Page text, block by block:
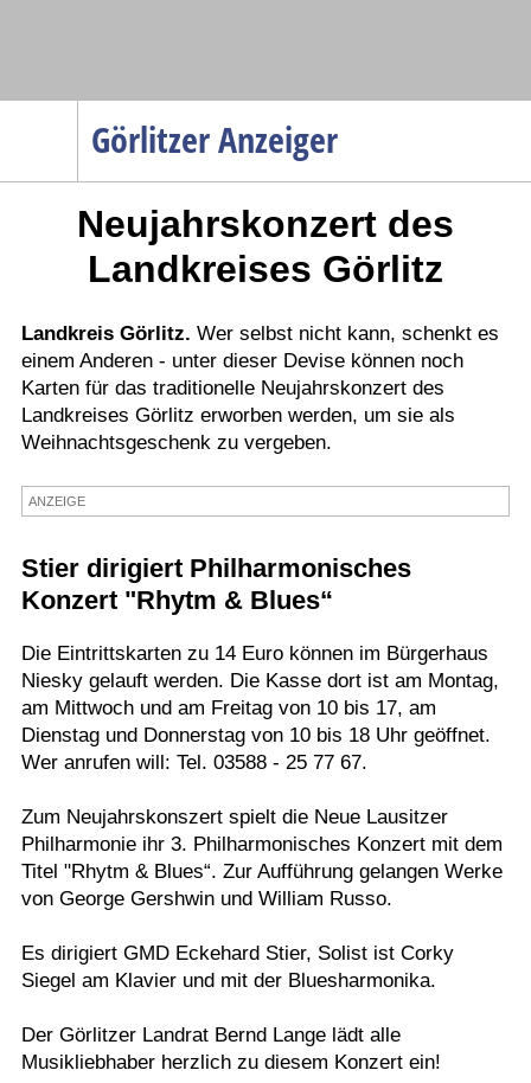
Görlitzer Anzeiger
Menüpunkte
Politik
Gesellschaft
Wirtschaft
Service
Verkehr
Gesundheit
Kultur
Termine
Kostenlos
Neujahrskonzert des
Landkreises Görlitz
Landkreis Görlitz. Wer selbst nicht kann, schenkt es
einem Anderen - unter dieser Devise können noch
Karten für das traditionelle Neujahrskonzert des
Landkreises Görlitz erworben werden, um sie als
Weihnachtsgeschenk zu vergeben.
ANZEIGE
Stier dirigiert Philharmonisches
Konzert "Rhytm & Blues“
Die Eintrittskarten zu 14 Euro können im Bürgerhaus
Niesky gelauft werden. Die Kasse dort ist am Montag,
am Mittwoch und am Freitag von 10 bis 17, am
Dienstag und Donnerstag von 10 bis 18 Uhr geöffnet.
Wer anrufen will: Tel. 03588 - 25 77 67.
Zum Neujahrskonszert spielt die Neue Lausitzer
Philharmonie ihr 3. Philharmonisches Konzert mit dem
Titel "Rhytm & Blues“. Zur Aufführung gelangen Werke
von George Gershwin und William Russo.
Es dirigiert GMD Eckehard Stier, Solist ist Corky
Siegel am Klavier und mit der Bluesharmonika.
Der Görlitzer Landrat Bernd Lange lädt alle
Musikliebhaber herzlich zu diesem Konzert ein!